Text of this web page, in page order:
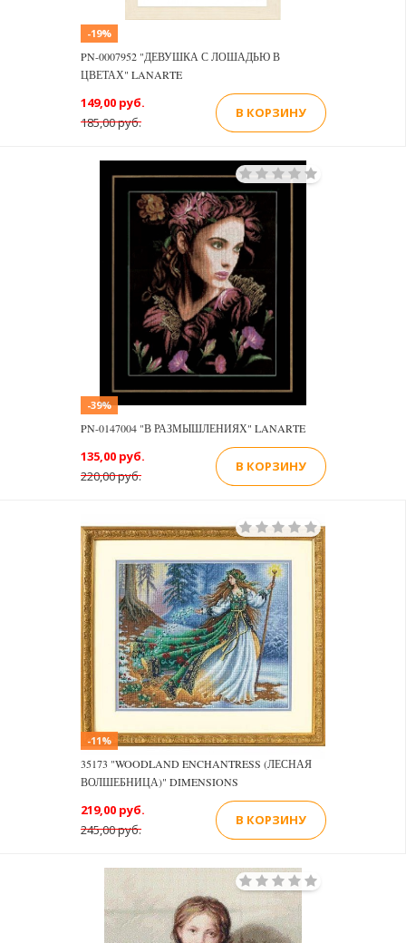
-19%
PN-0007952 "ДЕВУШКА С ЛОШАДЬЮ В
ЦВЕТАХ" LANARTE
185,00 руб.
149,00 руб.
В КОРЗИНУ
-39%
PN-0147004 "В РАЗМЫШЛЕНИЯХ" LANARTE
220,00 руб.
135,00 руб.
В КОРЗИНУ
-11%
35173 "WOODLAND ENCHANTRESS (ЛЕСНАЯ
ВОЛШЕБНИЦА)" DIMENSIONS
245,00 руб.
219,00 руб.
В КОРЗИНУ